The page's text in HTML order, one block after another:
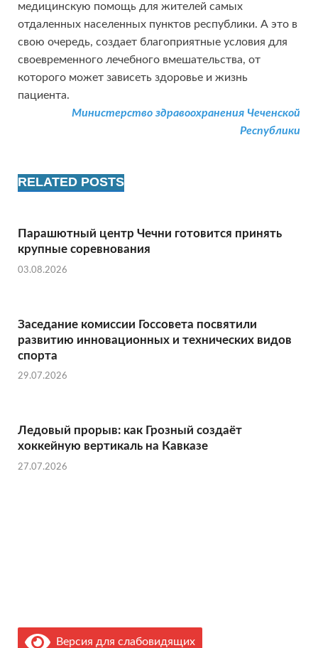
медицинскую помощь для жителей самых
отдаленных населенных пунктов республики. А это в
свою очередь, создает благоприятные условия для
своевременного лечебного вмешательства, от
которого может зависеть здоровье и жизнь
пациента.
Министерство здравоохранения Чеченской
Республики
RELATED POSTS
Парашютный центр Чечни готовится принять
крупные соревнования
03.08.2026
Заседание комиссии Госсовета посвятили
развитию инновационных и технических видов
спорта
29.07.2026
Ледовый прорыв: как Грозный создаёт
хоккейную вертикаль на Кавказе
27.07.2026
Версия для слабовидящих